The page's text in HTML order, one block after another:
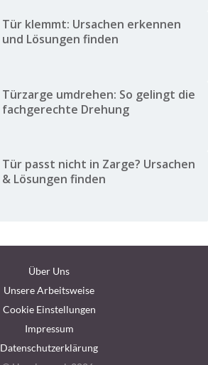
Tür klemmt: Ursachen erkennen
und Lösungen finden
Türzarge umdrehen: So gelingt die
fachgerechte Drehung
Tür passt nicht in Zarge? Ursachen
& Lösungen finden
Über Uns
Unsere Arbeitsweise
Cookie Einstellungen
Impressum
Datenschutzerklärung